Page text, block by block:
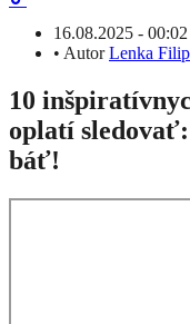
16.08.2025 - 00:02
• AutorLenka
10
oplatí
báť!